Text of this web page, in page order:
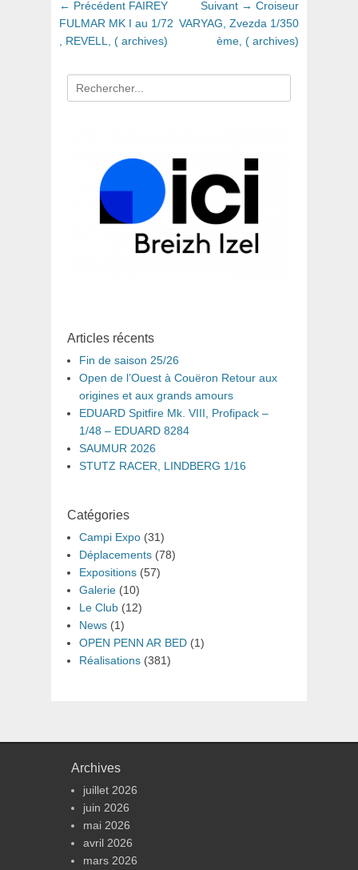
Navigation
de
l’article
← Précédent Article
précédent
:
FAIREY
FULMAR MK I au 1/72
, REVELL, ( archives)
Suivant → Article
suivant
:
Croiseur
VARYAG, Zvezda 1/350
ème, ( archives)
Recherche
pour
Articles récents
Fin de saison 25/26
Open de l’Ouest à Couëron Retour aux
origines et aux grands amours
EDUARD Spitfire Mk. VIII, Profipack –
1/48 – EDUARD 8284
SAUMUR 2026
STUTZ RACER, LINDBERG 1/16
Catégories
Campi Expo (31)
Déplacements (78)
Expositions (57)
Galerie (10)
Le Club (12)
News (1)
OPEN PENN AR BED (1)
Réalisations (381)
Archives
juillet 2026
juin 2026
mai 2026
avril 2026
mars 2026